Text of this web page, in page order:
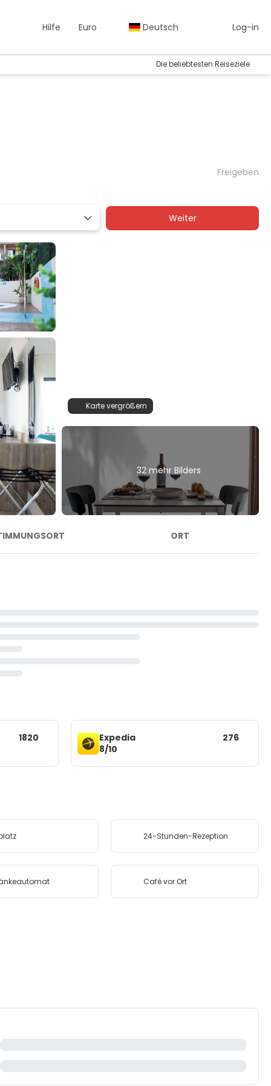
Hilfe Euro Deutsch Log-in
Die beliebtesten Reiseziele
Freigeben
Weiter
Karte vergrößern
32 mehr Bilders
ORT
1820
Expedia
8/10
276
24-Stunden-Rezeption
Café vor Ort